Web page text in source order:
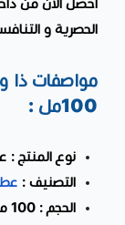
احصل الان من
الحصرية و
مواصفات ذا
100مل :
نوع المنتج :
التصنيف :
الحجم : 100 مل.